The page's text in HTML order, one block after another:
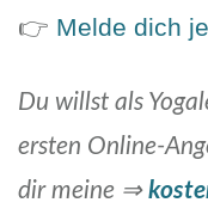
👉 Melde dich
Du willst als
ersten Online-
dir meine ⇒